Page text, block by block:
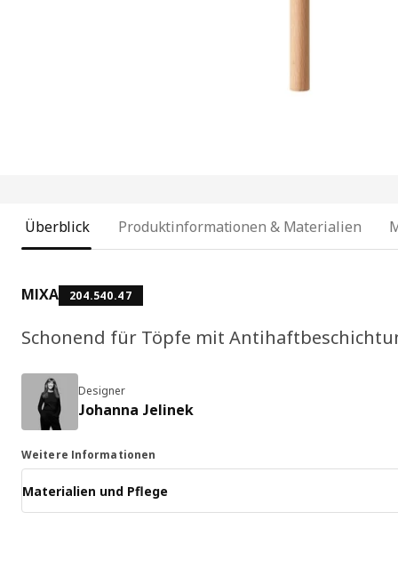
Überblick Produktinformationen & Materialien
MIXA 204.540.47
Schonend für Töpfe mit
Designer
Johanna Jelinek
Weitere Informationen
Materialien und Pflege